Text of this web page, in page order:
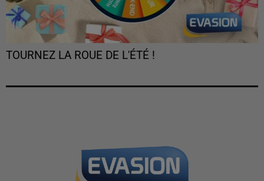
TOURNEZ LA ROUE DE L'ÉTÉ !